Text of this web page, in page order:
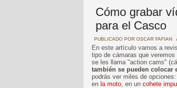
Cómo grabar
para el Casco
PUBLICADO POR OSCAR FAFIAN
En este artículo vamos a
tipo de cámaras que
se les llama "action cams"
también se pueden colocar
podrás ver miles de
en la moto, en un cohete